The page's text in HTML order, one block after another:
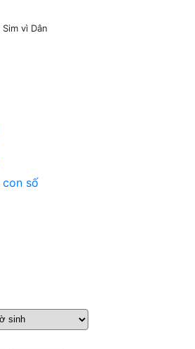
vì Dân
con số